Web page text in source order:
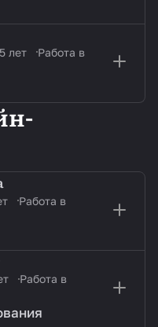
лет
Работа в
Работа в
Работа в